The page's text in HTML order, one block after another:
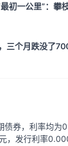
初一公里”：攀
三个月跌没了
债券，利率均为
，发行利率